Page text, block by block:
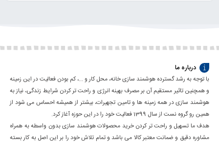
درباره ما
با توجه به رشد گسترده هوشمند سازی خانه، محل کار و ...، کم بودن فعالیت در این زمینه
و همچنین تاثیر مستقیم آن بر مصرف بهینه انرژی و راحت تر کردن شرایط زندگی، نیاز به
هوشمند سازی در همه زمینه ها و تامین تجهیرات، بیشتر از همیشه احساس می شود از
همین رو گروه نست از سال 1399 فعالیت خود را در این حوزه آغاز کرد.
هدف ما تسهیل و راحت تر کردن خرید محصولات هوشمند سازی بدون واسطه به همراه
مشاوره دقیق و ضمانت معتبر کالا می باشد و تمام تلاش خود را بر این اصل به کار بسته